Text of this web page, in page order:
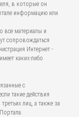
в которые он
информацию или
все материалы и
сопровождаться
Интернет -
каких-либо
с
такие действия
лиц, а также за